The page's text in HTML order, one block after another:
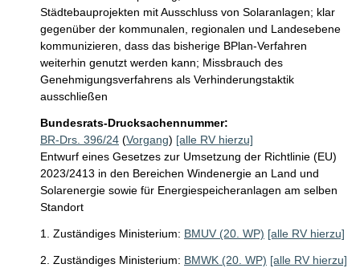
Städtebauprojekten mit Ausschluss von Solaranlagen; klar
gegenüber der kommunalen, regionalen und Landesebene
kommunizieren, dass das bisherige BPlan-Verfahren
weiterhin genutzt werden kann; Missbrauch des
Genehmigungsverfahrens als Verhinderungstaktik
ausschließen
Bundesrats-Drucksachennummer:
BR-Drs. 396/24 (Vorgang) [alle RV hierzu]
Entwurf eines Gesetzes zur Umsetzung der Richtlinie (EU)
2023/2413 in den Bereichen Windenergie an Land und
Solarenergie sowie für Energiespeicheranlagen am selben
Standort
1. Zuständiges Ministerium: BMUV (20. WP) [alle RV hierzu]
2. Zuständiges Ministerium: BMWK (20. WP) [alle RV hierzu]